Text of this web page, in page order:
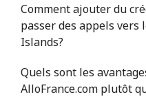
Comment ajouter du
passer des appels vers
Islands?
Quels sont les
AlloFrance.com plutôt